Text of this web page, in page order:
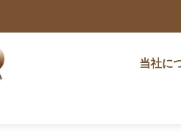
当社に